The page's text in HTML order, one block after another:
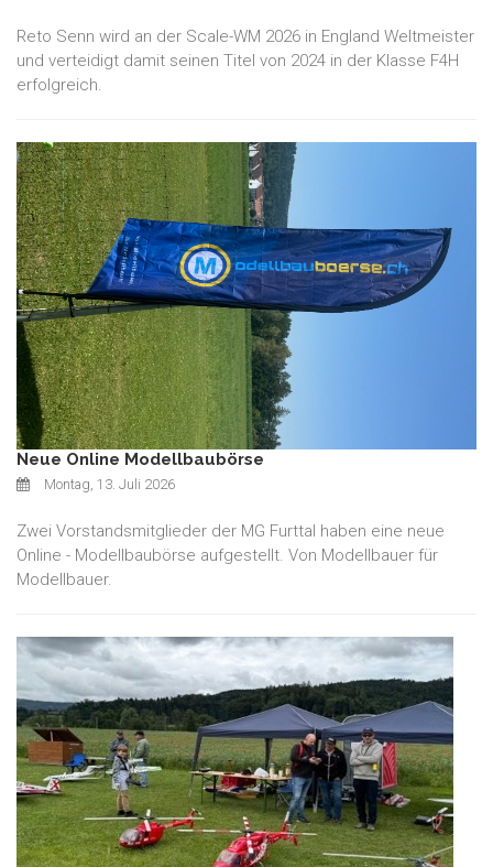
Reto Senn wird an der Scale-WM 2026 in England Weltmeister
und verteidigt damit seinen Titel von 2024 in der Klasse F4H
erfolgreich.
Neue Online Modellbaubörse
Montag, 13. Juli 2026
Zwei Vorstandsmitglieder der MG Furttal haben eine neue
Online - Modellbaubörse aufgestellt. Von Modellbauer für
Modellbauer.